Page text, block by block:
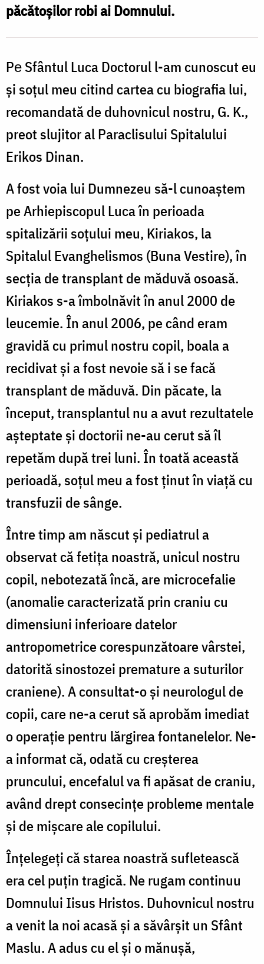
păcătoşilor robi ai Domnului.
Pе Sfântul Luca Doctorul l-am cunoscut eu
şi soţul meu citind cartea cu biografia lui,
recomandată de duhovnicul nostru, G. K.,
preot slujitor al Paraclisului Spitalului
Erikos Dinan.
A fost voia lui Dumnezeu să-l cunoaştem
pe Arhiepiscopul Luca în perioada
spitalizării soţului meu, Kiriakos, la
Spitalul Evanghelismos (Buna Vestire), în
secţia de transplant de măduvă osoasă.
Kiriakos s-a îmbolnăvit în anul 2000 de
leucemie. În anul 2006, pe când eram
gravidă cu primul nostru copil, boala a
recidivat şi a fost nevoie să i se facă
transplant de măduvă. Din păcate, la
început, transplantul nu a avut rezultatele
aşteptate şi doctorii ne-au cerut să îl
repetăm după trei luni. În toată această
perioadă, soţul meu a fost ţinut în viaţă cu
transfuzii de sânge.
Între timp am născut şi pediatrul a
observat că fetiţa noastră, unicul nostru
copil, nebotezată încă, are microcefalie
(anomalie caracterizată prin craniu cu
dimensiuni inferioare datelor
antropometrice corespunzătoare vârstei,
datorită sinostozei premature a suturilor
craniene). A consultat-o şi neurologul de
copii, care ne-a cerut să aprobăm imediat
o operaţie pentru lărgirea fontanelelor. Ne-
a informat că, odată cu creşterea
pruncului, encefalul va fi apăsat de craniu,
având drept consecinţe probleme mentale
şi de mişcare ale copilului.
Înţelegeţi că starea noastră sufletească
era cel puţin tragică. Ne rugam continuu
Domnului Iisus Hristos. Duhovnicul nostru
a venit la noi acasă şi a săvârşit un Sfânt
Maslu. A adus cu el şi o mănuşă,